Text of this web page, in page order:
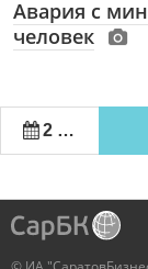
Авария с
человек
2 СЕНТЯБРЯ 2023